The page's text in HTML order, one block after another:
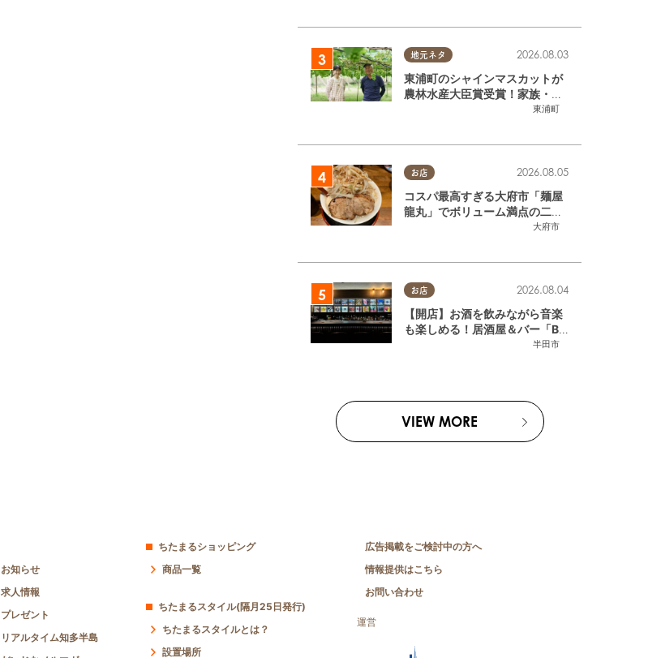
地元ネタ
東浦町
2026.08.03
東浦町のシャインマスカットが
農林水産大臣賞受賞！家族・仲
間と歩んだ「水野農園」ブドウ
お店
大府市
2026.08.05
コスパ最高すぎる大府市「麺屋
龍丸」でボリューム満点の二郎
系ラーメンを堪能してきた
お店
半田市
2026.08.04
【開店】お酒を飲みながら音楽
も楽しめる！居酒屋＆バー「BL
OOMY (ブルーミー)」が7/3
VIEW MORE
お知らせ
求人情報
プレゼント
リアルタイム知多半島
ちたまるショッピング
商品一覧
ちたまるスタイル(隔月25日発行)
ちたまるスタイルとは？
設置場所
広告掲載をご検討中の方へ
情報提供はこちら
お問い合わせ
運営